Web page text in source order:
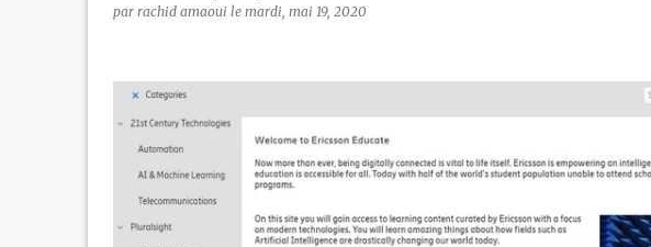
par rachid amaoui le mardi, mai 19, 2020